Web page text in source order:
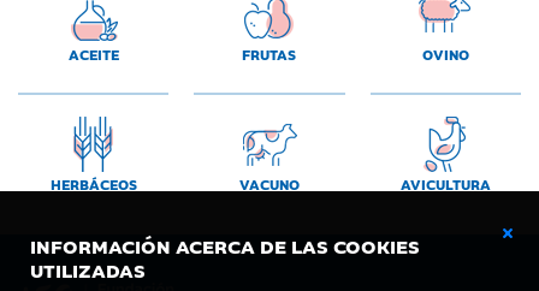
INFORMACIÓN ACERCA DE LAS COOKIES
UTILIZADAS
ACEITE FRUTAS OVINO
HERBÁCEOS VACUNO AVICULTURA